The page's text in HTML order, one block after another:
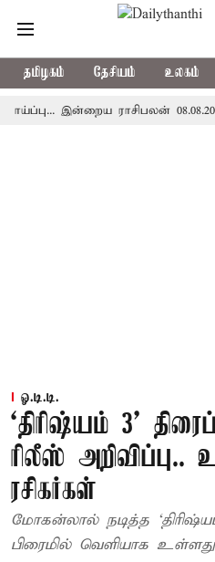
தமிழகம் தேசியம் உலகம்
இன்றைய ராசிபலன் 08.08.2026
ஓ.டி.டி.
‘திரிஷ்யம் 3'
ரிலீஸ் அறிவிப்பு..
ரசிகர்கள்
மோகன்லால் நடித்த
பிரைமில் வெளியாக